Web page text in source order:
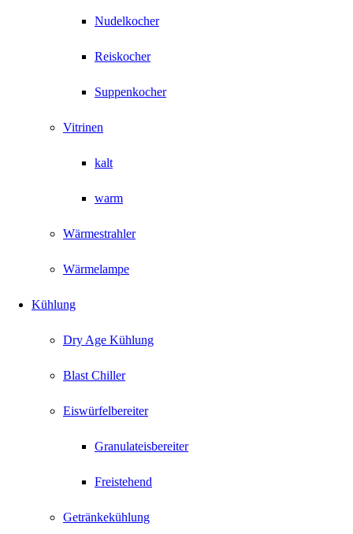
Nudelkocher
Reiskocher
Suppenkocher
Vitrinen
kalt
warm
Wärmestrahler
Wärmelampe
Kühlung
Dry Age Kühlung
Blast Chiller
Eiswürfelbereiter
Granulateisbereiter
Freistehend
Getränkekühlung